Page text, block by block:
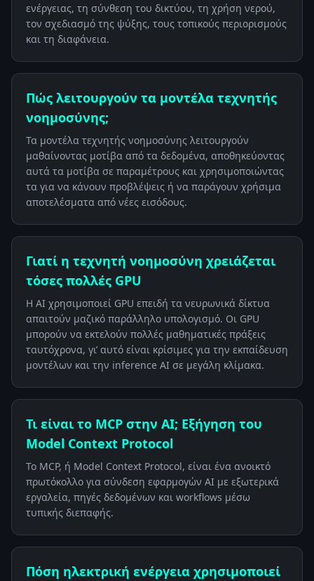
ενέργειας, τη σύνθεση του δικτύου, τη χρήση νερού,
τον σχεδιασμό της ψύξης, τους τοπικούς περιορισμούς
και τη διαφάνεια.
Πώς λειτουργούν τα μοντέλα τεχνητής
νοημοσύνης;
Τα μοντέλα τεχνητής νοημοσύνης λειτουργούν
μαθαίνοντας μοτίβα από τα δεδομένα, αποθηκεύοντας
αυτά τα μοτίβα σε παραμέτρους και χρησιμοποιώντας
τα για να κάνουν προβλέψεις ή να παράγουν χρήσιμα
αποτελέσματα από νέες εισόδους.
Γιατί η τεχνητή νοημοσύνη χρειάζεται
τόσες πολλές GPU
Η AI χρησιμοποιεί GPU επειδή τα νευρωνικά δίκτυα
απαιτούν μαζικό παράλληλο υπολογισμό. Οι GPU
μπορούν να εκτελούν πολλές μαθηματικές πράξεις
ταυτόχρονα, γι’ αυτό είναι κρίσιμες για την εκπαίδευση
μοντέλων και την inference AI σε μεγάλη κλίμακα.
Τι είναι το MCP στην AI; Εξήγηση του
Model Context Protocol
Το MCP, ή Model Context Protocol, είναι ένα ανοικτό
πρωτόκολλο για σύνδεση εφαρμογών AI με εξωτερικά
εργαλεία, πηγές δεδομένων και workflows μέσω
τυπικής διεπαφής.
Πόση ηλεκτρική ενέργεια χρησιμοποιεί